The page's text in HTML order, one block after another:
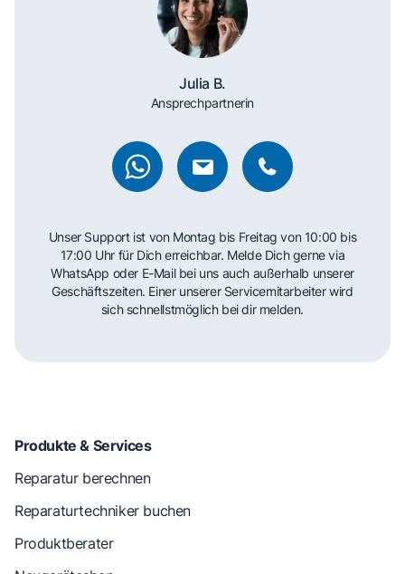
Julia B.
Ansprechpartnerin
Unser Support ist von Montag bis Freitag von 10:00 bis
17:00 Uhr für Dich erreichbar. Melde Dich gerne via
WhatsApp oder E-Mail bei uns auch außerhalb unserer
Geschäftszeiten. Einer unserer Servicemitarbeiter wird
sich schnellstmöglich bei dir melden.
Produkte & Services
Reparatur berechnen
Reparaturtechniker buchen
Produktberater